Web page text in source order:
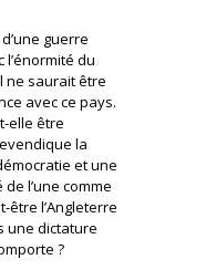
guerre
l’énormité du
ne saurait être
avec ce pays.
elle être
la
et une
l’une comme
être l’Angleterre
une dictature
?